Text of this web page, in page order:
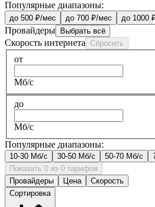
Популярные диапазоны:
до 500 ₽/мес до 700 ₽/мес до 1000
Провайдеры Выбрать всё
Скорость интернета Сбросить
от
Мб/с
до
Мб/с
Популярные диапазоны:
10-30 Мб/с 30-50 Мб/с 50-70 Мб/с
Показать 0 из 0 тарифов
Провайдеры
Цена
Скорость
Сортировка